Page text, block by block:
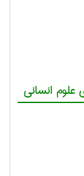
انسانی